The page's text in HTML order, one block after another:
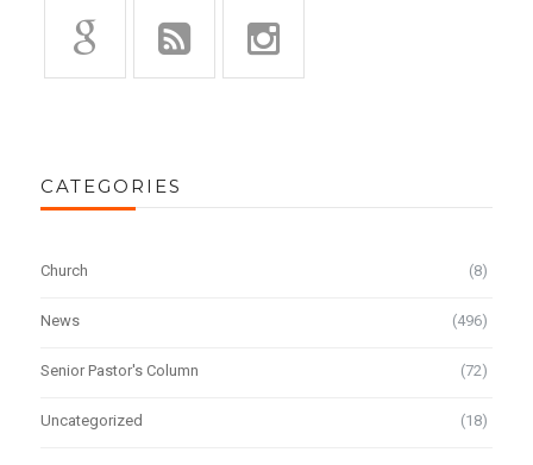
CATEGORIES
Church (8)
News (496)
Senior Pastor's Column (72)
Uncategorized (18)